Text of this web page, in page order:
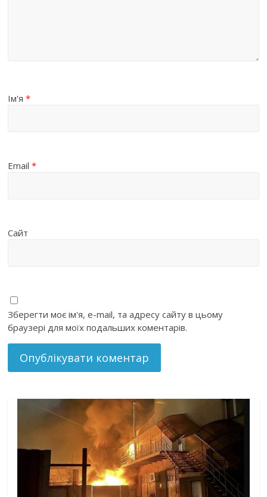
Ім'я*
Email*
Сайт
Зберегти моє ім'я, e-mail, та адресу сайту в цьому
браузері для моїх подальших коментарів.